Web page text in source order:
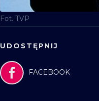
Fot. TVP
UDOSTĘPNIJ
FACEBOOK